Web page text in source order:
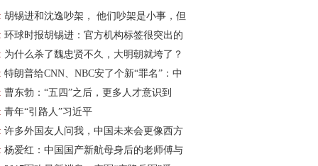
胡锡进和沈逸吵架， 他们吵架是小事，但
环球时报胡锡进：官方机构标签很突出的
为什么杀了魏忠贤不久，大明朝就垮了？
特朗普给CNN、NBC安了个新“罪名”：中
曹东勃：“五四”之后，更多人才意识到
青年“引路人”习近平
许多外国友人问我，中国未来会更像西方
杨爱红：中国国产新航母身后的老师傅与